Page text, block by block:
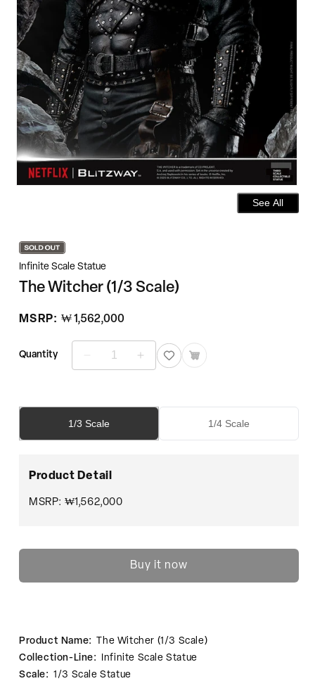
See All
Infinite Scale Statue
The Witcher (1/3 Scale)
정
MSRP: ₩ 1,562,000
Quantity
Witcher
수
임
The
Witcher
1/3 Scale 1/4 Scale
Product Detail
MSRP: ₩1,562,000
Buy it now
Product Name:
The Witcher (1/3 Scale)
Collection-Line:
Infinite Scale Statue
Scale: 1/3 Scale Statue